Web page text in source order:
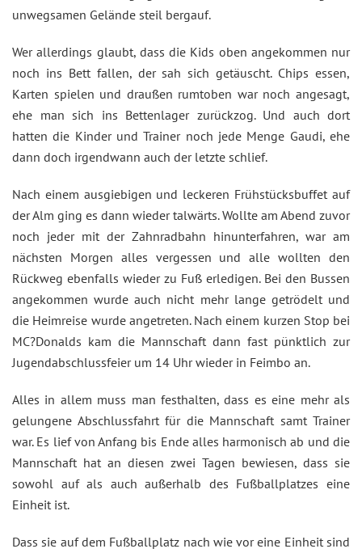
unwegsamen Gelände steil bergauf.
Wer allerdings glaubt, dass die Kids oben angekommen nur
noch ins Bett fallen, der sah sich getäuscht. Chips essen,
Karten spielen und draußen rumtoben war noch angesagt,
ehe man sich ins Bettenlager zurückzog. Und auch dort
hatten die Kinder und Trainer noch jede Menge Gaudi, ehe
dann doch irgendwann auch der letzte schlief.
Nach einem ausgiebigen und leckeren Frühstücksbuffet auf
der Alm ging es dann wieder talwärts. Wollte am Abend zuvor
noch jeder mit der Zahnradbahn hinunterfahren, war am
nächsten Morgen alles vergessen und alle wollten den
Rückweg ebenfalls wieder zu Fuß erledigen. Bei den Bussen
angekommen wurde auch nicht mehr lange getrödelt und
die Heimreise wurde angetreten. Nach einem kurzen Stop bei
MC?Donalds kam die Mannschaft dann fast pünktlich zur
Jugendabschlussfeier um 14 Uhr wieder in Feimbo an.
Alles in allem muss man festhalten, dass es eine mehr als
gelungene Abschlussfahrt für die Mannschaft samt Trainer
war. Es lief von Anfang bis Ende alles harmonisch ab und die
Mannschaft hat an diesen zwei Tagen bewiesen, dass sie
sowohl auf als auch außerhalb des Fußballplatzes eine
Einheit ist.
Dass sie auf dem Fußballplatz nach wie vor eine Einheit sind